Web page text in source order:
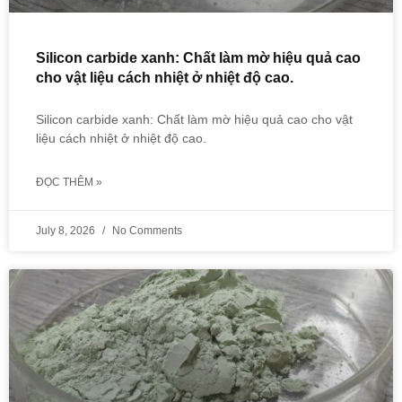
Silicon carbide xanh: Chất làm mờ hiệu quả cao
cho vật liệu cách nhiệt ở nhiệt độ cao.
Silicon carbide xanh: Chất làm mờ hiệu quả cao cho vật
liệu cách nhiệt ở nhiệt độ cao.
ĐỌC THÊM »
July 8, 2026 No Comments